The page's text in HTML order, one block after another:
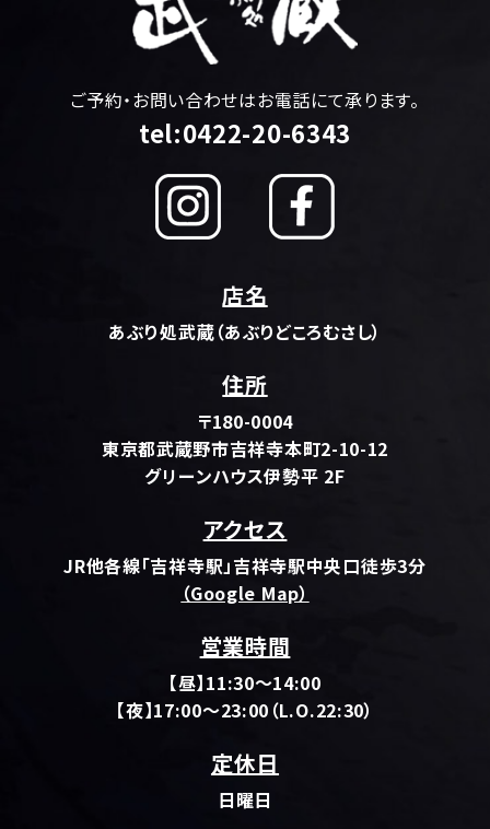
ご予約・お問い合わせはお電話にて承ります。
tel:0422-20-6343
店名
あぶり処武蔵（あぶりどころむさし）
住所
〒180-0004
東京都武蔵野市吉祥寺本町2-10-12
グリーンハウス伊勢平 2F
アクセス
JR他各線「吉祥寺駅」吉祥寺駅中央口徒歩3分
（Google Map）
営業時間
【昼】11:30～14:00
【夜】17:00～23:00（L.O.22:30）
定休日
日曜日